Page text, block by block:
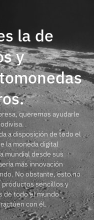
la de
y
queremos ayudarle
a disposición de todo el
la moneda digital
mundial desde sus
más innovación
No obstante, esto no
productos sencillos y
de todo el mundo
con él.